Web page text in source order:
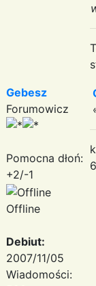
Gebesz
Forumowicz
Pomocna dłoń:
+2/-1
Offline
Debiut:
2007/11/05
Wiadomości: